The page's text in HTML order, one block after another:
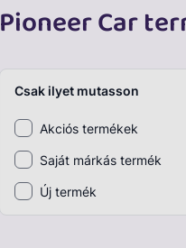
Pioneer Car
Csak ilyet mutasson
Akciós termékek
Saját márkás termék
Új termék